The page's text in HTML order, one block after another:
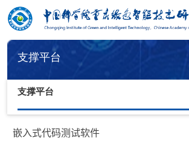
您的位置：首页 支撑平台
支撑平台
支撑平台
嵌入式代码测试软件